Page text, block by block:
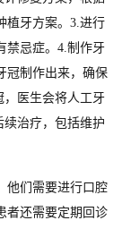
植牙方案。3.进行
禁忌症。4.制作牙
冠制作出来，确保
，医生会将人工牙
治疗，包括维护
他们需要进行口腔
者还需要定期回诊